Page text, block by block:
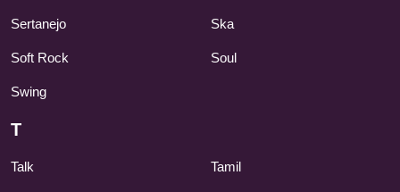
Sertanejo Ska
Soft Rock Soul
Swing
T
Talk Tamil